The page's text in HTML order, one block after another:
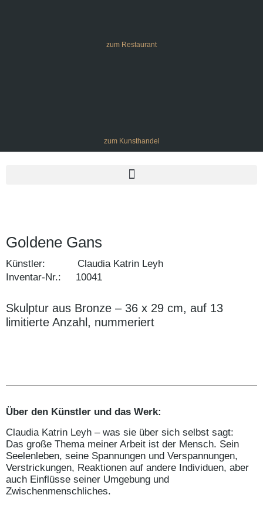
zum Restaurant
zum Kunsthandel
Goldene Gans
Künstler: Claudia Katrin Leyh
Inventar-Nr.: 10041
Skulptur aus Bronze – 36 x 29 cm, auf 13
limitierte Anzahl, nummeriert
Über den Künstler und das Werk:
Claudia Katrin Leyh – was sie über sich selbst sagt:
Das große Thema meiner Arbeit ist der Mensch. Sein
Seelenleben, seine Spannungen und Verspannungen,
Verstrickungen, Reaktionen auf andere Individuen, aber
auch Einflüsse seiner Umgebung und
Zwischenmenschliches.